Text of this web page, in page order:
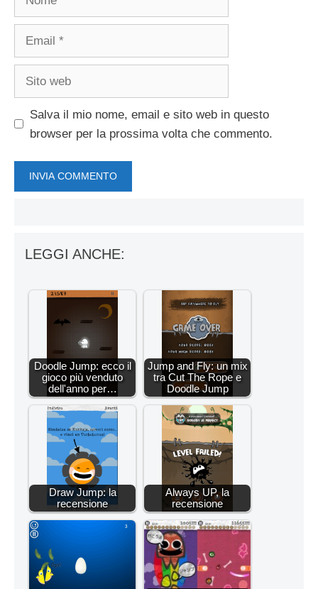
Salva il mio nome, email e sito web in questo
browser per la prossima volta che commento.
LEGGI ANCHE:
Doodle Jump: ecco il
gioco più venduto
dell'anno per…
Jump and Fly: un mix
tra Cut The Rope e
Doodle Jump
Draw Jump: la
recensione
Always UP, la
recensione